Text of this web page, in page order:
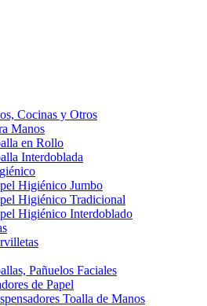
Cocinas y Otros
Manos
en Rollo
Interdoblada
Higiénico Jumbo
Higiénico Tradicional
Higiénico Interdoblado
Pañuelos Faciales
de Papel
Toalla de Manos